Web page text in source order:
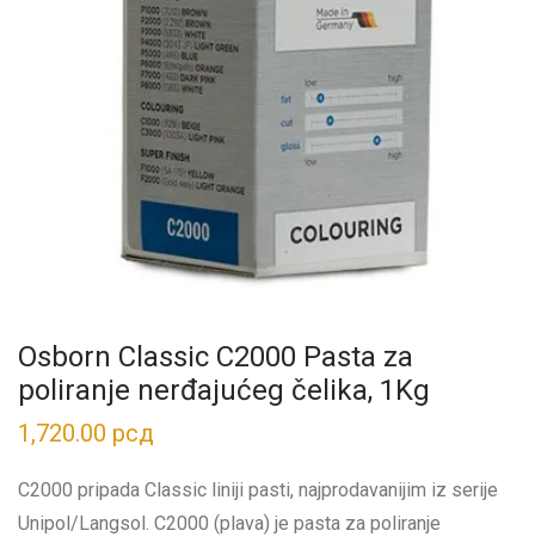
Osborn Classic C2000 Pasta za
poliranje nerđajućeg čelika, 1Kg
1,720.00 рсд
C2000 pripada Classic liniji pasti, najprodavanijim iz serije
Unipol/Langsol. C2000 (plava) je pasta za poliranje